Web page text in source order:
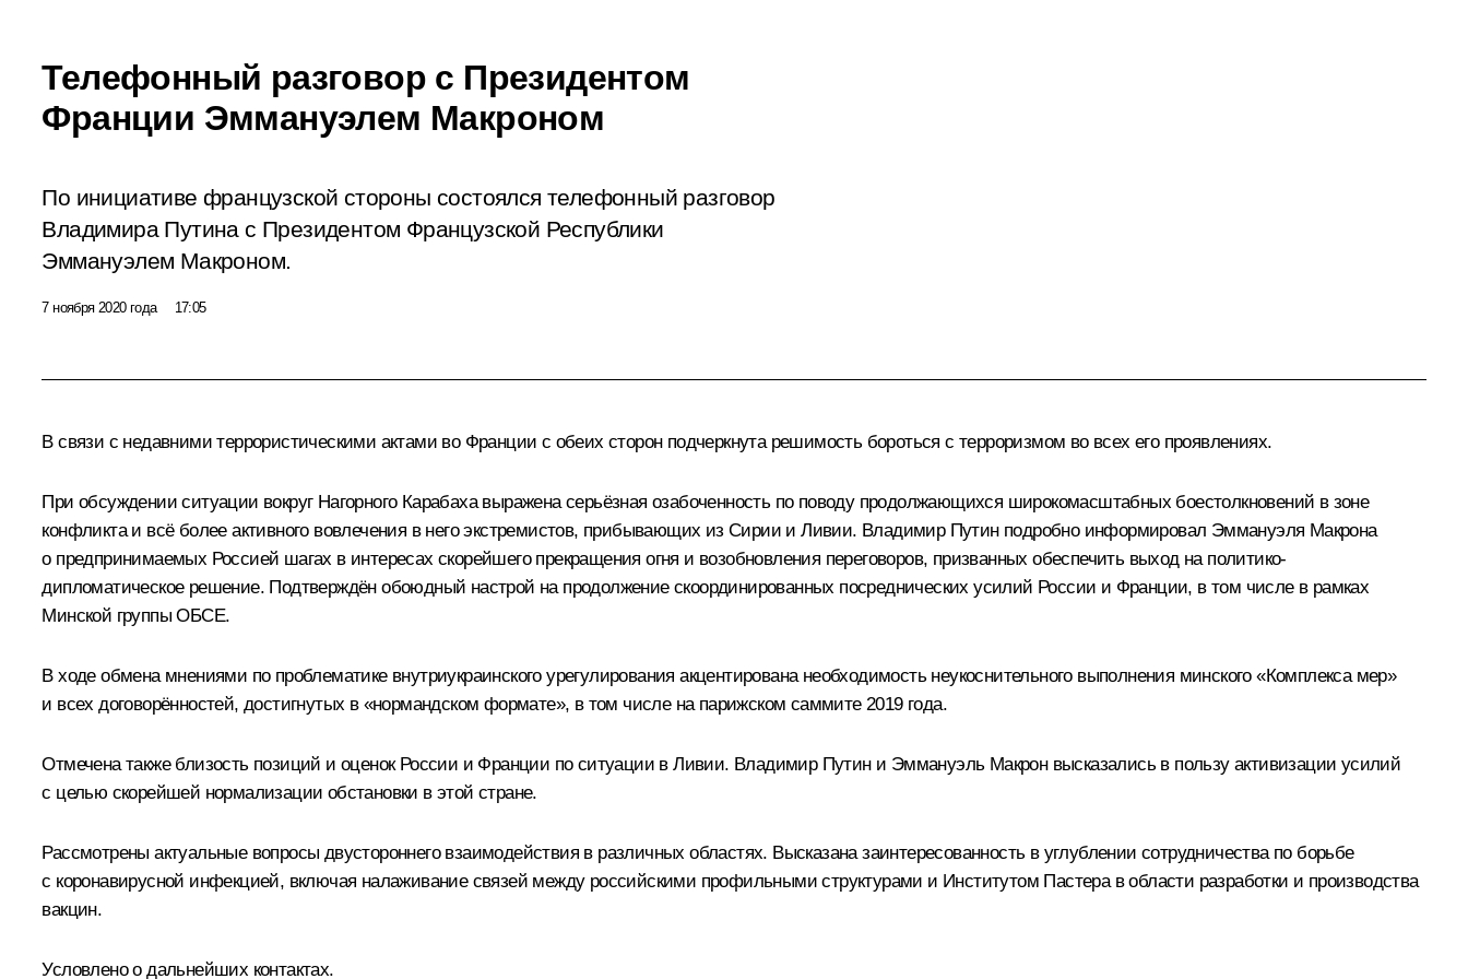
Телефонный разговор с Президентом
Франции Эммануэлем Макроном
По инициативе французской стороны состоялся телефонный разговор
Владимира Путина с Президентом Французской Республики
Эммануэлем Макроном.
7 ноября 2020 года 17:05
В связи с недавними террористическими актами во Франции с обеих сторон подчеркнута решимость бороться с терроризмом во всех его проявлениях.
При обсуждении ситуации вокруг Нагорного Карабаха выражена серьёзная озабоченность по поводу продолжающихся широкомасштабных боестолкновений в зоне
конфликта и всё более активного вовлечения в него экстремистов, прибывающих из Сирии и Ливии. Владимир Путин подробно информировал Эммануэля Макрона
о предпринимаемых Россией шагах в интересах скорейшего прекращения огня и возобновления переговоров, призванных обеспечить выход на политико-
дипломатическое решение. Подтверждён обоюдный настрой на продолжение скоординированных посреднических усилий России и Франции, в том числе в рамках
Минской группы ОБСЕ.
В ходе обмена мнениями по проблематике внутриукраинского урегулирования акцентирована необходимость неукоснительного выполнения минского «Комплекса мер»
и всех договорённостей, достигнутых в «нормандском формате», в том числе на парижском саммите 2019 года.
Отмечена также близость позиций и оценок России и Франции по ситуации в Ливии. Владимир Путин и Эммануэль Макрон высказались в пользу активизации усилий
с целью скорейшей нормализации обстановки в этой стране.
Рассмотрены актуальные вопросы двустороннего взаимодействия в различных областях. Высказана заинтересованность в углублении сотрудничества по борьбе
с коронавирусной инфекцией, включая налаживание связей между российскими профильными структурами и Институтом Пастера в области разработки и производства
вакцин.
Условлено о дальнейших контактах.